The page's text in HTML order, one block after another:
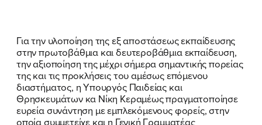
Για την υλοποίηση της εξ αποστάσεως εκπαίδευσης
στην πρωτοβάθμια και δευτεροβάθμια εκπαίδευση,
την αξιοποίηση της μέχρι σήμερα σημαντικής πορείας
της και τις προκλήσεις του αμέσως επόμενου
διαστήματος, η Υπουργός Παιδείας και
Θρησκευμάτων κα Νίκη Κεραμέως πραγματοποίησε
ευρεία συνάντηση με εμπλεκόμενους φορείς, στην
οποία συμμετείχε και η Γενική Γραμματέας
Δεδομένων
και τους τους
Χρήσης του δικτυακού τόπου του
Πολιτικού Γραφείου της Βουλευτού
Νίκης Κεραμέως
ΥΠΟΒΟΛΗ
Δεδομένων
και τους τους
Χρήσης του δικτυακού τόπου του
Πολιτικού Γραφείου της Βουλευτού
Νίκης Κεραμέως
ΥΠΟΒΟΛΗ